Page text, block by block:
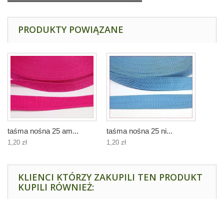
PRODUKTY POWIĄZANE
taśma nośna 25 am...
1,20 zł
taśma nośna 25 ni...
1,20 zł
KLIENCI KTÓRZY ZAKUPILI TEN PRODUKT
KUPILI RÓWNIEŻ: